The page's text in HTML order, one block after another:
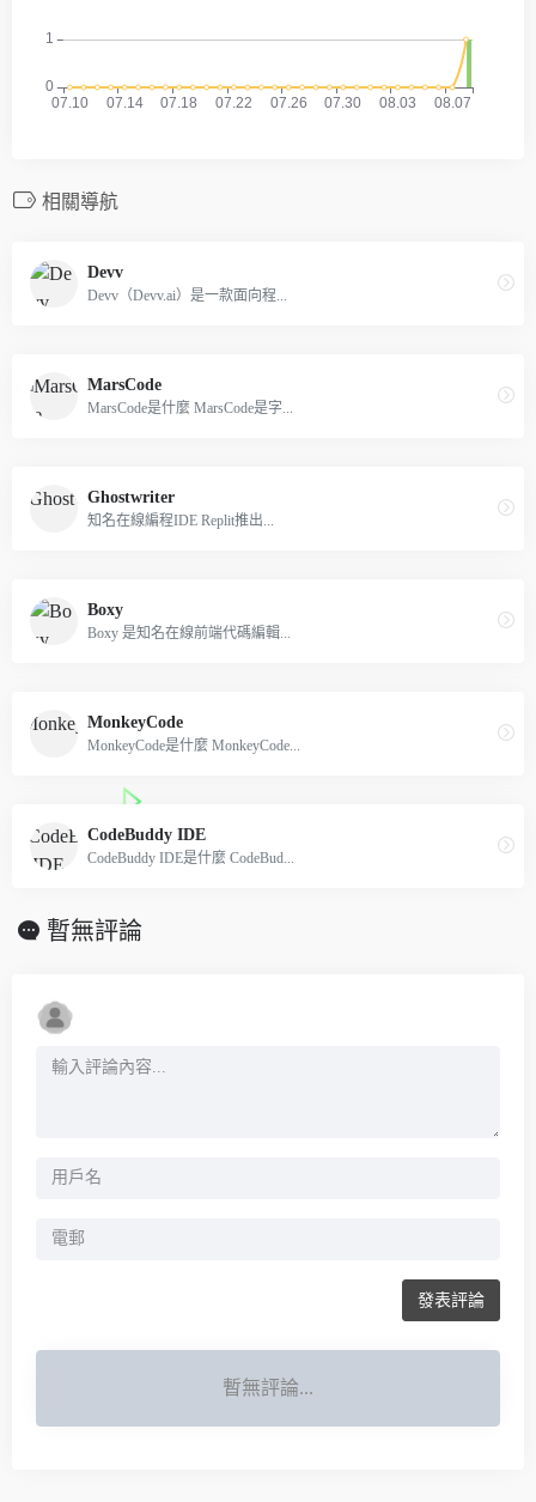
相關導航
Devv
Devv（Devv.ai）是一款面向程...
MarsCode
MarsCode是什麼 MarsCode是字...
Ghostwriter
知名在線編程IDE Replit推出...
Boxy
Boxy 是知名在線前端代碼編輯...
MonkeyCode
MonkeyCode是什麼 MonkeyCode...
CodeBuddy IDE
CodeBuddy IDE是什麼 CodeBud...
暫無評論
發表評論
暫無評論...